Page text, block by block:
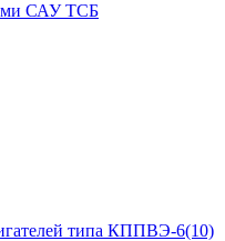
САУ ТСБ
типа КППВЭ-6(10)